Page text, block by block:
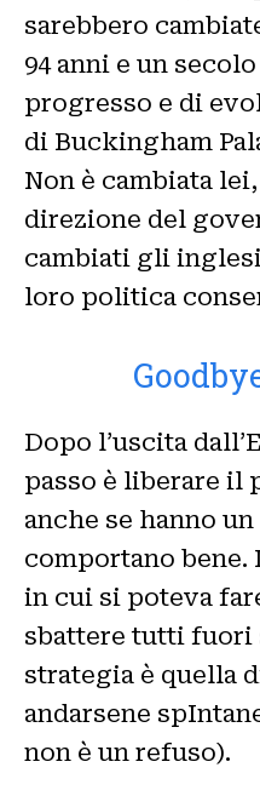
sarebbero
94 anni e un
progresso e di
di Buckingham
Non è cambiata
direzione del
cambiati gli
loro politica
Dopo l’uscita
passo è liberare il
anche se hanno
comportano
in cui si poteva
sbattere tutti fuori
strategia è quella
andarsene
non è un refuso).